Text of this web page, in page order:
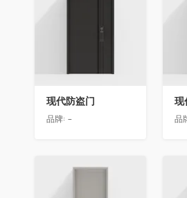
现代防盗门
品牌: -
现
品
收藏